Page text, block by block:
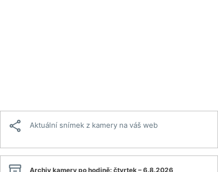
 Aktuální snímek z kamery na váš web
Archiv kamery po hodině: čtvrtek – 6.8.2026